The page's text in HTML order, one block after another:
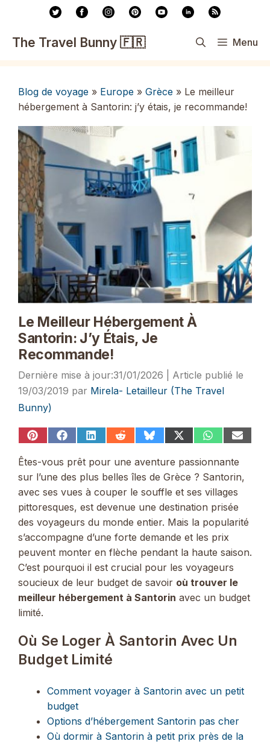
contenu
The Travel Bunny 🇫🇷 Menu
Blog de voyage » Europe » Grèce » Le meilleur
hébergement à Santorin: j’y étais, je recommande!
Le Meilleur Hébergement À
Santorin: J’y Étais, Je
Recommande!
31/01/2026
19/03/2019 par Mirela- Letailleur (The Travel
Bunny)
Share
Pinterest
Share
Facebook
ShareShareShare
Bluesky
Share
(Twitter)
Share
WhatsApp
Share
Êtes-vous prêt pour une aventure passionnante
sur l’une des plus belles îles de Grèce ? Santorin,
avec ses vues à couper le souffle et ses villages
pittoresques, est devenue une destination prisée
des voyageurs du monde entier. Mais la popularité
s’accompagne d’une forte demande et les prix
peuvent monter en flèche pendant la haute saison.
C’est pourquoi il est crucial pour les voyageurs
soucieux de leur budget de savoir où trouver le
meilleur hébergement à Santorin avec un budget
limité.
Où Se Loger À Santorin Avec Un
Budget Limité
Comment voyager à Santorin avec un petit
budget
Options d’hébergement Santorin pas cher
Où dormir à Santorin à petit prix près de la